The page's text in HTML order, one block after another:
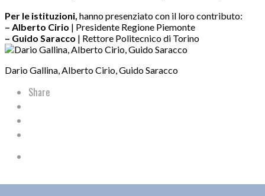
Per le istituzioni, hanno presenziato con il loro contributo:
– Alberto Cirio | Presidente Regione Piemonte
– Guido Saracco | Rettore Politecnico di Torino
Dario Gallina, Alberto Cirio, Guido Saracco
Share